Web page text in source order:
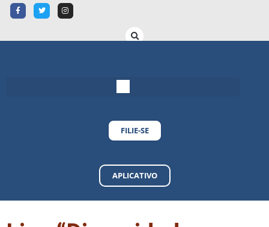
FILIE-SE
APLICATIVO